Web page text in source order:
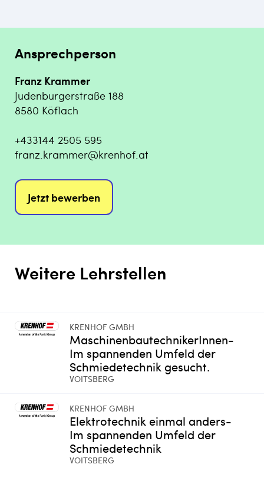
Ansprechperson
Franz Krammer
Judenburgerstraße 188
8580 Köflach
+433144 2505 595
franz.krammer@krenhof.at
Jetzt bewerben
Weitere Lehrstellen
KRENHOF GMBH
MaschinenbautechnikerInnen-
Im spannenden Umfeld der
Schmiedetechnik gesucht.
VOITSBERG
KRENHOF GMBH
Elektrotechnik einmal anders-
Im spannenden Umfeld der
Schmiedetechnik
VOITSBERG